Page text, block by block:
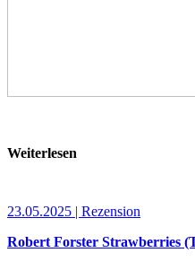
Weiterlesen
23.05.2025 | Rezension
Robert Forster Strawberries